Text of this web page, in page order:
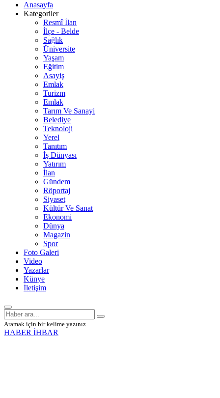
Anasayfa
Kategoriler
Resmî İlan
İlçe - Belde
Sağlık
Üniversite
Yaşam
Eğitim
Asayiş
Emlak
Turizm
Emlak
Tarım Ve Sanayi
Belediye
Teknoloji
Yerel
Tanıtım
İş Dünyası
Yatırım
İlan
Gündem
Röportaj
Siyaset
Kültür Ve Sanat
Ekonomi
Dünya
Magazin
Spor
Foto Galeri
Video
Yazarlar
Künye
İletişim
Aramak için bir kelime yazınız.
HABER İHBAR